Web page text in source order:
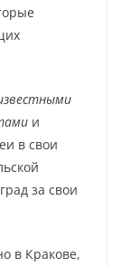
и
в свои
за свои
в Кракове,